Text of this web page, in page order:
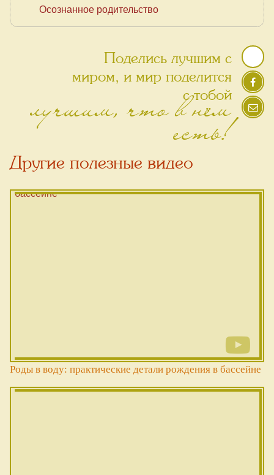
Осознанное родительство
Поделись лучшим с
миром, и мир поделится
с тобой
лучшим, что в нём
есть!
Другие полезные видео
Роды в воду: практические детали рождения в бассейне